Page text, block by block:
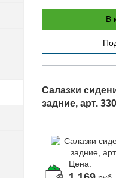
В
Салазки
задние, арт.
Цена: